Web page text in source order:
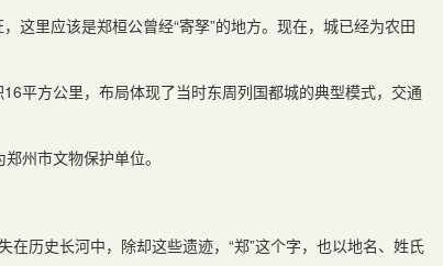
这里应该是郑桓公曾经“寄孥”的地方。现在，城已经为农田
16平方公里，布局体现了当时东周列国都城的典型模式，交通
州市文物保护单位。
在历史长河中，除却这些遗迹，“郑”这个字，也以地名、姓氏